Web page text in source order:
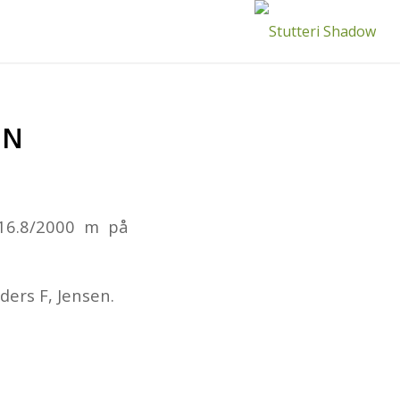
2000 m på
F, Jensen.